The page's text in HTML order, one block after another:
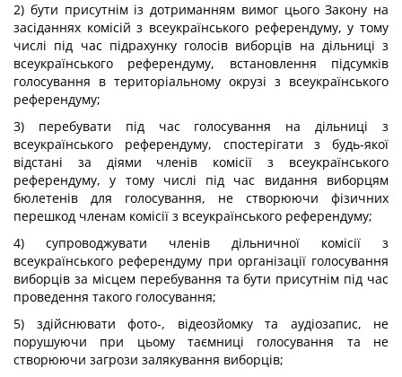
2) бути присутнім із дотриманням вимог цього Закону на
засіданнях комісій з всеукраїнського референдуму, у тому
числі під час підрахунку голосів виборців на дільниці з
всеукраїнського референдуму, встановлення підсумків
голосування в територіальному окрузі з всеукраїнського
референдуму;
3) перебувати під час голосування на дільниці з
всеукраїнського референдуму, спостерігати з будь-якої
відстані за діями членів комісії з всеукраїнського
референдуму, у тому числі під час видання виборцям
бюлетенів для голосування, не створюючи фізичних
перешкод членам комісії з всеукраїнського референдуму;
4) супроводжувати членів дільничної комісії з
всеукраїнського референдуму при організації голосування
виборців за місцем перебування та бути присутнім під час
проведення такого голосування;
5) здійснювати фото-, відеозйомку та аудіозапис, не
порушуючи при цьому таємниці голосування та не
створюючи загрози залякування виборців;